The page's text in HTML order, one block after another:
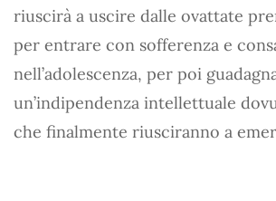
riuscirà a uscire dalle ovattate
per entrare con sofferenza e
nell’adolescenza, per poi
un’indipendenza intellettuale
che finalmente riusciranno a